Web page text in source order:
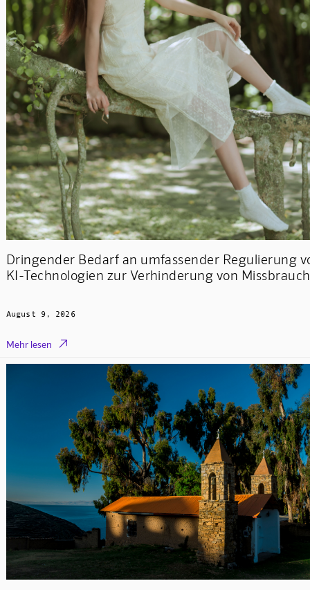
Dringender Bedarf an umfassender Regulierung
KI-Technologien zur Verhinderung von Missbrauch
August 9, 2026
Mehr lesen 